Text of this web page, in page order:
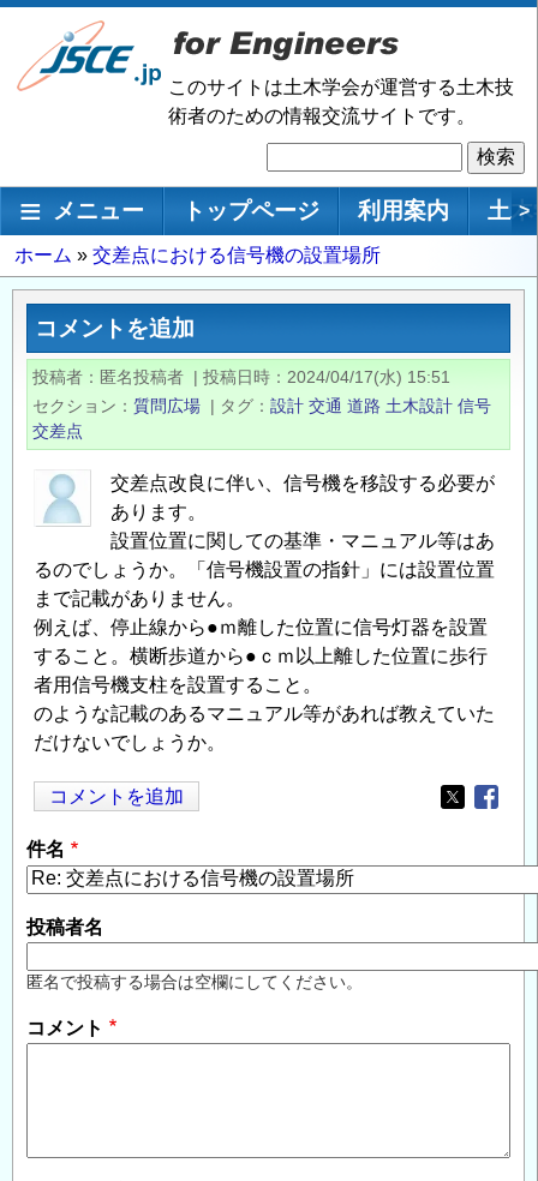
メ
ン
移
このサイトは土木学会が運営する土木技
術者のための情報交流サイトです。
索
メインナビゲーション
メニュー トップページ 利用案内 土 >
パ
ン
ず
ホーム 交差点における信号機の設置場所
コメントを追加
投稿者 匿名投稿者 | 投稿日時
2024/04/17(水) 15:51
セクション
質問広場 | タグ 設計 交通 道路 土木設計 信号
交差点
交差点改良に伴い、信号機を移設する必要が
あります。
設置位置に関しての基準・マニュアル等はあ
るのでしょうか。「信号機設置の指針」には設置位置
まで記載がありません。
例えば、停止線から●ｍ離した位置に信号灯器を設置
すること。横断歩道から●ｃｍ以上離した位置に歩行
者用信号機支柱を設置すること。
のような記載のあるマニュアル等があれば教えていた
だけないでしょうか。
コメントを追加
Opens in
件名
投稿者名
匿名で投稿する場合は空欄にしてください。
コメント